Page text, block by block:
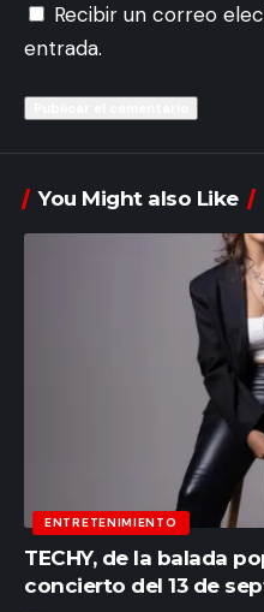
Recibir un correo
entrada.
You Might also Like
ENTRETENIMIENTO
TECHY, de la balada
concierto del 13 de